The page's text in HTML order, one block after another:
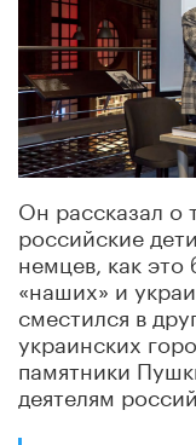
Он рассказал о
российские
немцев, как это
«наших» и
сместился в
украинских
памятники
деятелям